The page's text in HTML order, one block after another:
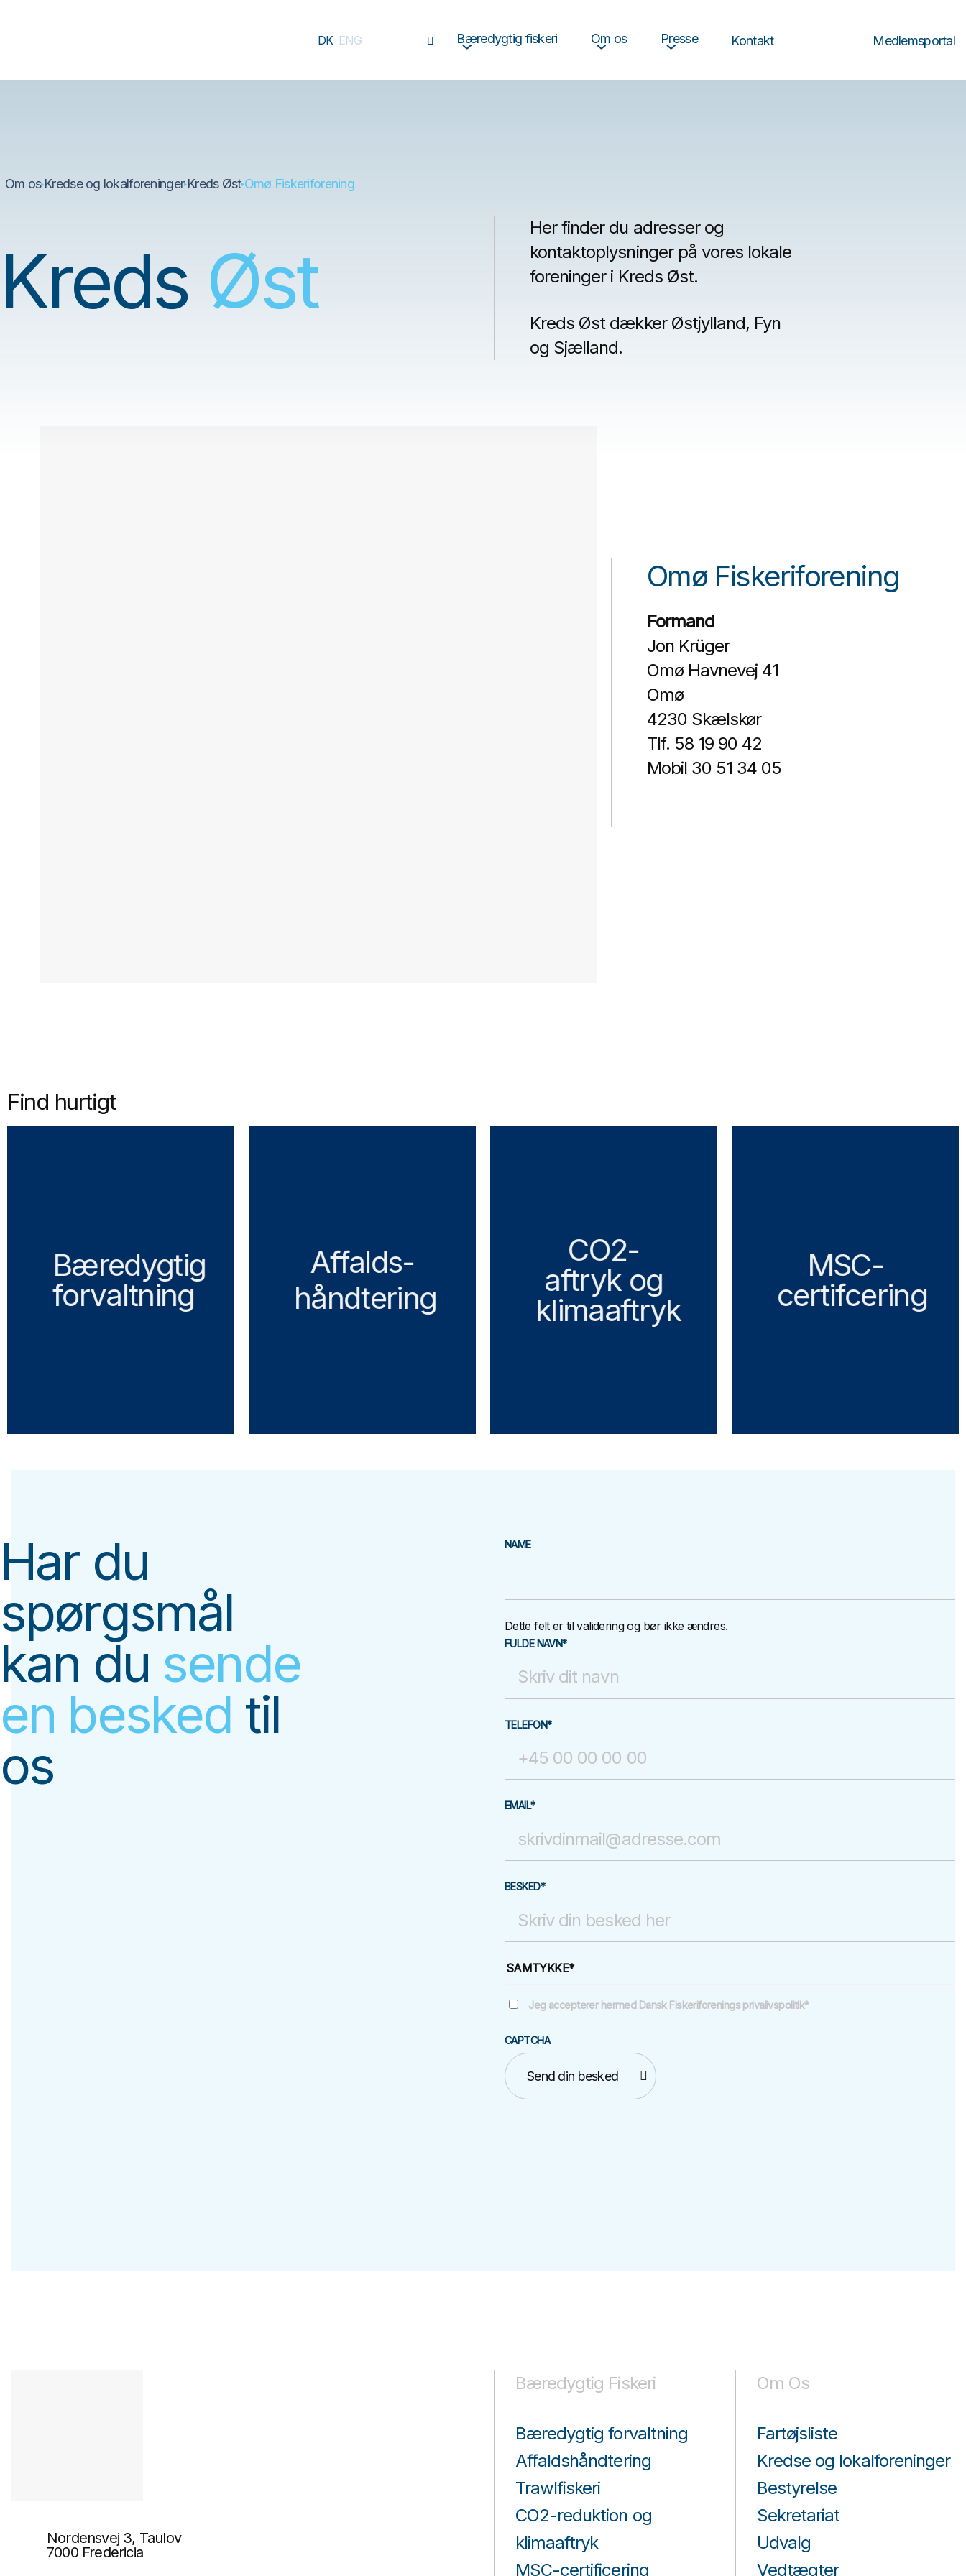
DK ENG Bæredygtig fiskeri Om os Presse Kontakt Medlemsportal
Om os Kredse og lokalforeninger Kreds ØstOmø Fiskeriforening
Kreds Øst
Her finder du adresser og
kontaktoplysninger på vores lokale
foreninger i Kreds Øst.
Kreds Øst dækker Østjylland, Fyn
og Sjælland.
Omø Fiskeriforening
Formand
Jon Krüger
Omø Havnevej 41
Omø
4230 Skælskør
Tlf. 58 19 90 42
Mobil 30 51 34 05
Find hurtigt
Bæredygtig
forvaltning
Affalds-
håndtering
CO2-
aftryk og
klimaaftryk
MSC-
certifcering
Har du
spørgsmål
kan du sende
en besked til
os
NAME
Dette felt er til validering og bør ikke ændres.
FULDE NAVN*
TELEFON*
EMAIL*
BESKED*
SAMTYKKE*
Jeg accepterer hermed Dansk Fiskeriforenings privalivspolitik*
CAPTCHA
Send din besked
Nordensvej 3, Taulov
7000 Fredericia
Bæredygtig Fiskeri
Bæredygtig forvaltning
Affaldshåndtering
Trawlfiskeri
CO2-reduktion og
klimaaftryk
MSC-certificering
Om Os
Fartøjsliste
Kredse og lokalforeninger
Bestyrelse
Sekretariat
Udvalg
Vedtægter